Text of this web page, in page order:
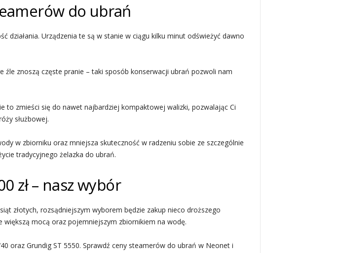
do ubrań
Urządzenia te są w stanie w ciągu kilku minut odświeżyć dawno
znoszą częste pranie – taki sposób konserwacji ubrań pozwoli nam
to zmieści się do nawet najbardziej kompaktowej walizki, pozwalając Ci
służbowej.
w zbiorniku oraz mniejsza skuteczność w radzeniu sobie ze szczególnie
tradycyjnego żelazka do ubrań.
zł – nasz wybór
złotych, rozsądniejszym wyborem będzie zakup nieco droższego
większą mocą oraz pojemniejszym zbiornikiem na wodę.
oraz Grundig ST 5550. Sprawdź ceny steamerów do ubrań w Neonet i